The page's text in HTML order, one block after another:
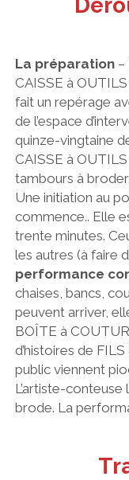
La préparation–
CAISSE à
fait un repérage
de l’espace
quinze-vingtaine
CAISSE à OUTILS
tambours à
Une initiation au
commence.. Elle
trente minutes.
les autres (à faire
performance
chaises, bancs,
peuvent arriver,
BOÎTE à
d’histoires de
public viennent
L’artiste-
brode. La